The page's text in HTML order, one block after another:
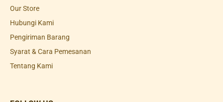
Our Store
Hubungi Kami
Pengiriman Barang
Syarat & Cara Pemesanan
Tentang Kami